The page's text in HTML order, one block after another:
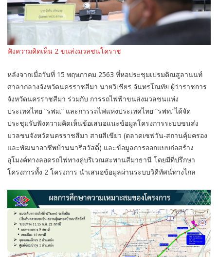
ฟังความคิดเห็น 2 ขนส่งมวลชนโคราช
หลังจากเมื่อวันที่ 15 พฤษภาคม 2563 ที่หอประชุมเปรมติณสูลานนท์
ศาลากลางจังหวัดนครราชสีมา นายวิเชียร จันทรโณทัย ผู้ว่าราชการ
จังหวัดนครราชสีมา ร่วมกับ การรถไฟฟ้าขนส่งมวลชนแห่ง
ประเทศไทย “รฟม.” และการรถไฟแห่งประเทศไทย “รฟท.”ได้จัด
ประชุมรับฟังความคิดเห็นข้อเสนอแนะข้อมูลโครงการระบบขนส่ง
มวลชนจังหวัดนครราชสีมา สายสีเขียว (ตลาดเซฟวัน-สถานคุ้มครอง
และพัฒนาอาชีพบ้านนารีสวัสดิ์) และข้อมูลการออกแบบก่อสร้าง
อุโมงค์ทางลอดรถไฟทางคู่บริเวณสะพานสีมาธานี โดยมีที่ปรึกษา
โครงการทั้ง 2 โครงการ นำเสนอข้อมูลผ่านระบบวิดีทัศน์ทางไกล